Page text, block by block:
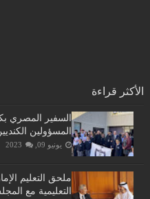
الأكثر قراءة
السفير المصري
المسؤولين
يونيو 09, 2023
ملحق التعليم
التعليمية مع